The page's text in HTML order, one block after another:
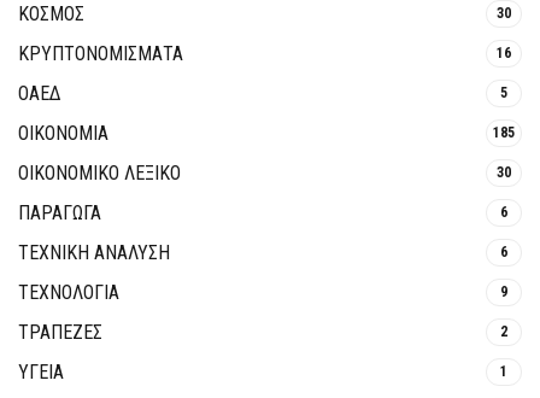
ΚΟΣΜΟΣ 30
ΚΡΥΠΤΟΝΟΜΊΣΜΑΤΑ 16
ΟΑΕΔ 5
ΟΙΚΟΝΟΜΙΑ 185
ΟΙΚΟΝΟΜΙΚΟ ΛΕΞΙΚΟ 30
ΠΑΡΑΓΩΓΑ 6
ΤΕΧΝΙΚΗ ΑΝΑΛΥΣΗ 6
ΤΕΧΝΟΛΟΓΙΑ 9
ΤΡΆΠΕΖΕΣ 2
ΥΓΕΙΑ 1